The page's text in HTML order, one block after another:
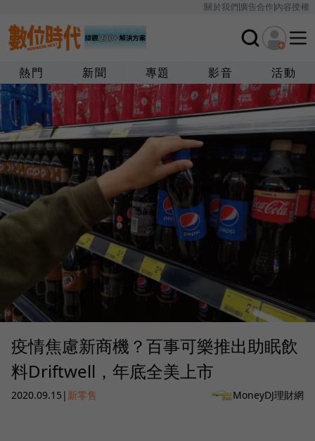
關於我們廣告合作內容授權
熱門 新聞 專題 影音 活動
疫情焦慮新商機？百事可樂推出助眠飲
料Driftwell，年底全美上市
2020.09.15 | 新零售 MoneyDJ理財網